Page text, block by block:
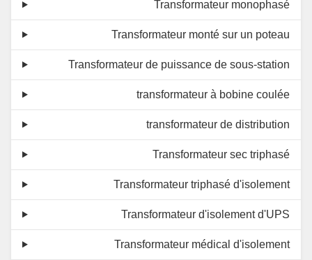
Transformateur monophasé
Transformateur monté sur un poteau
Transformateur de puissance de sous-station
transformateur à bobine coulée
transformateur de distribution
Transformateur sec triphasé
Transformateur triphasé d'isolement
Transformateur d'isolement d'UPS
Transformateur médical d'isolement